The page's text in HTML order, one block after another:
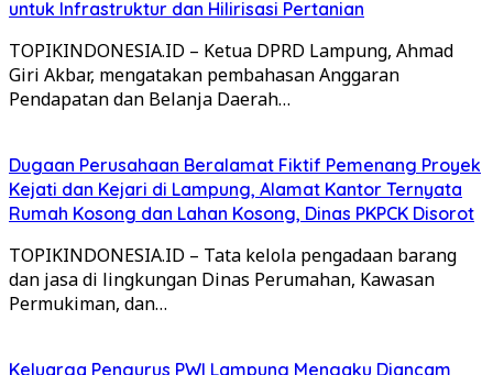
untuk Infrastruktur dan Hilirisasi Pertanian
TOPIKINDONESIA.ID – Ketua DPRD Lampung, Ahmad
Giri Akbar, mengatakan pembahasan Anggaran
Pendapatan dan Belanja Daerah…
Dugaan Perusahaan Beralamat Fiktif Pemenang Proyek
Kejati dan Kejari di Lampung, Alamat Kantor Ternyata
Rumah Kosong dan Lahan Kosong, Dinas PKPCK Disorot
TOPIKINDONESIA.ID – Tata kelola pengadaan barang
dan jasa di lingkungan Dinas Perumahan, Kawasan
Permukiman, dan…
Keluarga Pengurus PWI Lampung Mengaku Diancam